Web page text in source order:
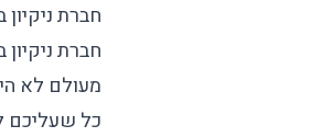
חברת
חברת
מעולם לא
כל שעליכם